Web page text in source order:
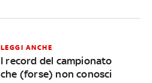
LEGGI ANCHE
I record del campionato
che (forse) non conosci